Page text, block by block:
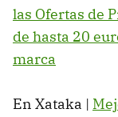
las Ofertas de
de hasta 20
marca
En Xataka |